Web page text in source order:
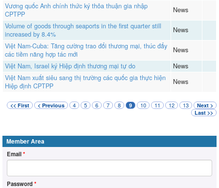
Vương quốc Anh chính thức ký thỏa thuận gia nhập
CPTPP
News
Volume of goods through seaports in the first quarter still
increased by 8.4%
News
Việt Nam-Cuba: Tăng cường trao đổi thương mại, thúc đẩy
các tiềm năng hợp tác mới
News
Việt Nam, Israel ký Hiệp định thương mại tự do
News
Việt Nam xuất siêu sang thị trường các quốc gia thực hiện
Hiệp định CPTPP
News
<< First < Previous 4 5 6 7 8 9 10 11 12 13
Next >
Last >>
Member Area
Email*
Password*